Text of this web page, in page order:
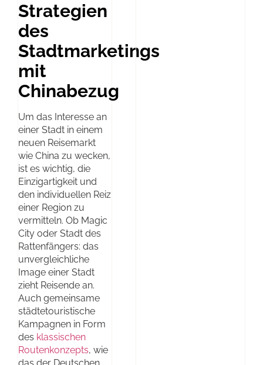
Strategien
des
Stadtmarketings
mit
Chinabezug
Um das Interesse an
einer Stadt in einem
neuen Reisemarkt
wie China zu wecken,
ist es wichtig, die
Einzigartigkeit und
den individuellen Reiz
einer Region zu
vermitteln. Ob Magic
City oder Stadt des
Rattenfängers: das
unvergleichliche
Image einer Stadt
zieht Reisende an.
Auch gemeinsame
städtetouristische
Kampagnen in Form
des klassischen
Routenkonzepts, wie